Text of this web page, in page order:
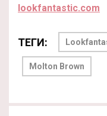
lookfantastic.com
ТЕГИ:
Molton Brown